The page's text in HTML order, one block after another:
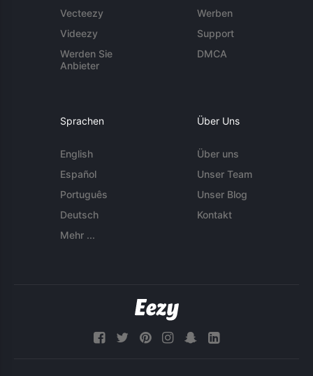
Vecteezy
Videezy
Werden Sie
Anbieter
Werben
Support
DMCA
Sprachen
English
Español
Português
Deutsch
Mehr ...
Über Uns
Über uns
Unser Team
Unser Blog
Kontakt